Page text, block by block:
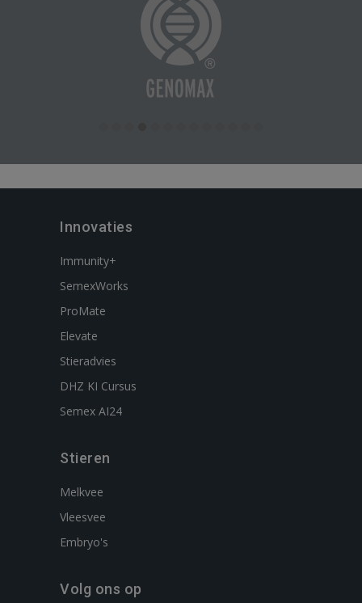
Innovaties
Immunity+
SemexWorks
ProMate
Elevate
Stieradvies
DHZ KI Cursus
Semex AI24
Stieren
Melkvee
Vleesvee
Embryo's
Volg ons op